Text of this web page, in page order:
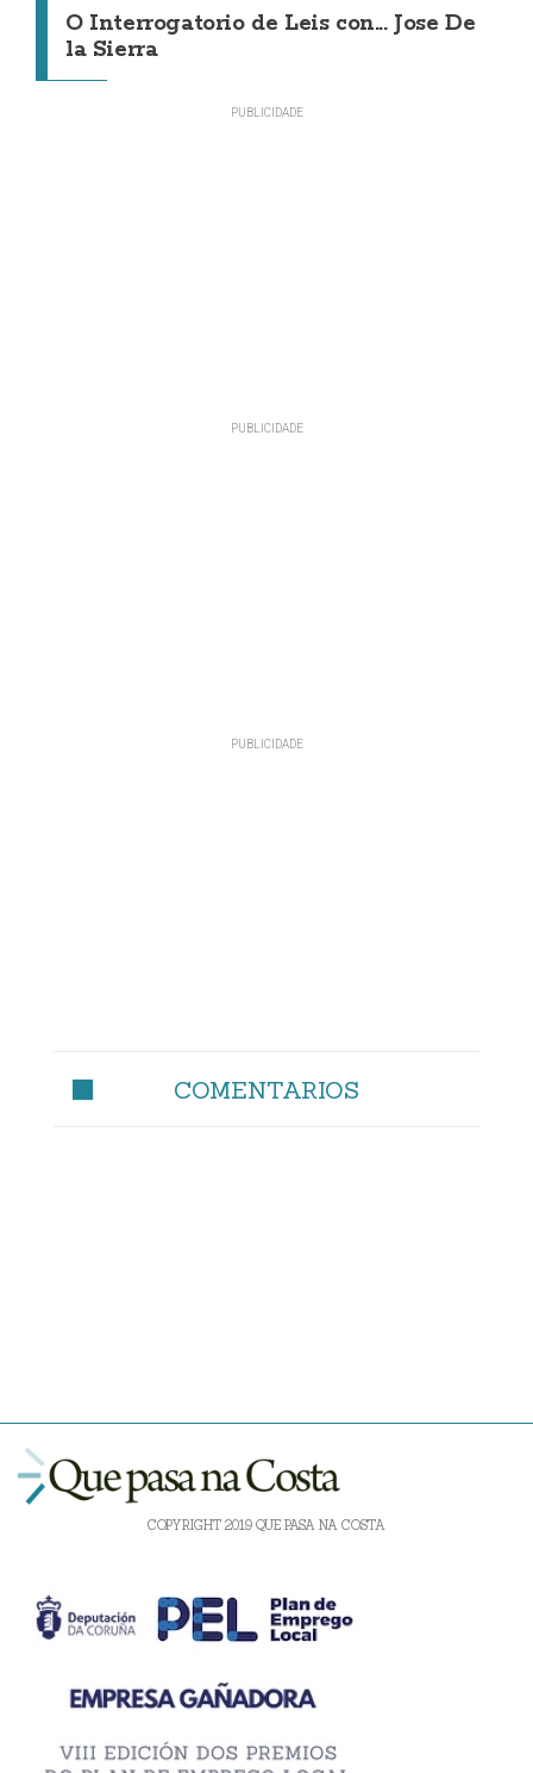
O Interrogatorio de Leis con... Jose De
la Sierra
COMENTARIOS
COPYRIGHT 2019 QUE PASA NA COSTA